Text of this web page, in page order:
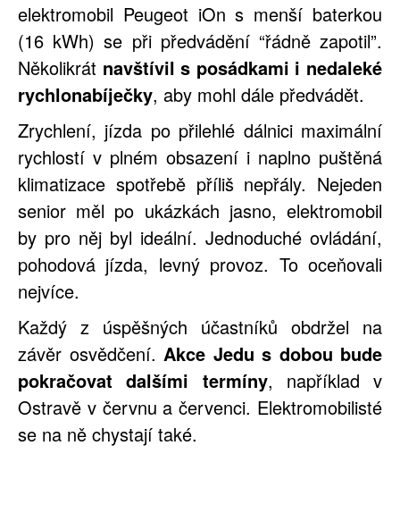
elektromobil Peugeot iOn s menší baterkou
(16 kWh) se při předvádění “řádně zapotil”.
Několikrát navštívil s posádkami i nedaleké
rychlonabíječky, aby mohl dále předvádět.
Zrychlení, jízda po přilehlé dálnici maximální
rychlostí v plném obsazení i naplno puštěná
klimatizace spotřebě příliš nepřály. Nejeden
senior měl po ukázkách jasno, elektromobil
by pro něj byl ideální. Jednoduché ovládání,
pohodová jízda, levný provoz. To oceňovali
nejvíce.
Každý z úspěšných účastníků obdržel na
závěr osvědčení. Akce Jedu s dobou bude
pokračovat dalšími termíny, například v
Ostravě v červnu a červenci. Elektromobilisté
se na ně chystají také.